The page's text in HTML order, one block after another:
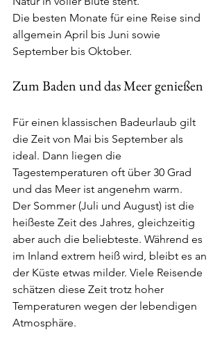
Die besten Monate für eine Reise sind
allgemein April bis Juni sowie
September bis Oktober.
Zum Baden und das Meer genießen
Für einen klassischen Badeurlaub gilt
die Zeit von Mai bis September als
ideal. Dann liegen die
Tagestemperaturen oft über 30 Grad
und das Meer ist angenehm warm.
Der Sommer (Juli und August) ist die
heißeste Zeit des Jahres, gleichzeitig
aber auch die beliebteste. Während es
im Inland extrem heiß wird, bleibt es an
der Küste etwas milder. Viele Reisende
schätzen diese Zeit trotz hoher
Temperaturen wegen der lebendigen
Atmosphäre.